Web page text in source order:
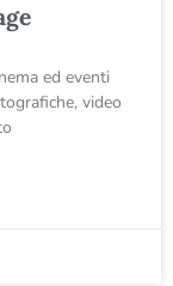
ed eventi
video